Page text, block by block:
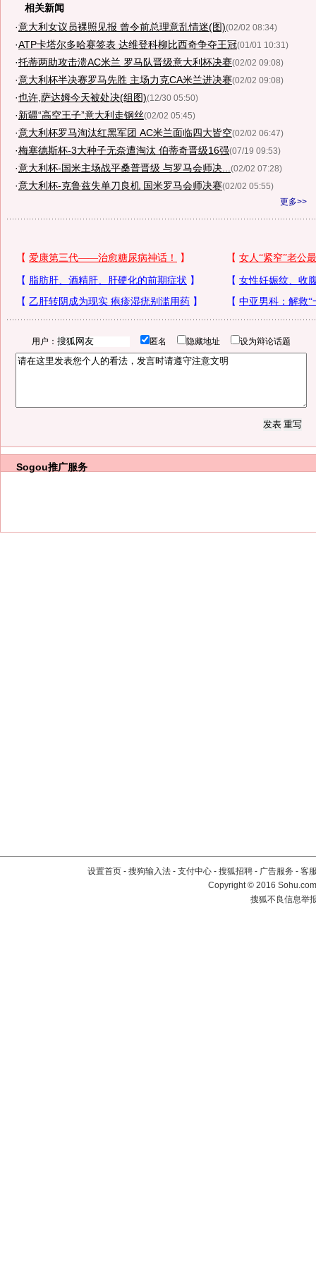
相关新闻
·意大利女议员裸照见报 曾令前总理意乱情迷(图)(02/02 08:34)
·ATP卡塔尔多哈赛签表 达维登科柳比西奇争夺王冠(01/01 10:31)
·托蒂两助攻击溃AC米兰 罗马队晋级意大利杯决赛(02/02 09:08)
·意大利杯半决赛罗马先胜 主场力克CA米兰进决赛(02/02 09:08)
·也许,萨达姆今天被处决(组图)(12/30 05:50)
·新疆“高空王子”意大利走钢丝(02/02 05:45)
·意大利杯罗马淘汰红黑军团 AC米兰面临四大皆空(02/02 06:47)
·梅塞德斯杯-3大种子无奈遭淘汰 伯蒂奇晋级16强(07/19 09:53)
·意大利杯-国米主场战平桑普晋级 与罗马会师决... (02/02 07:28)
·意大利杯-克鲁兹失单刀良机 国米罗马会师决赛(02/02 05:55)
更多>>
用户： 匿名 隐藏地址 设为辩论话题
Sogou推广服务
设置首页 - 搜狗输入法 - 支付中心 - 搜狐招聘 - 广告服务 - 客
Copyright©2016
搜狐不良信息举